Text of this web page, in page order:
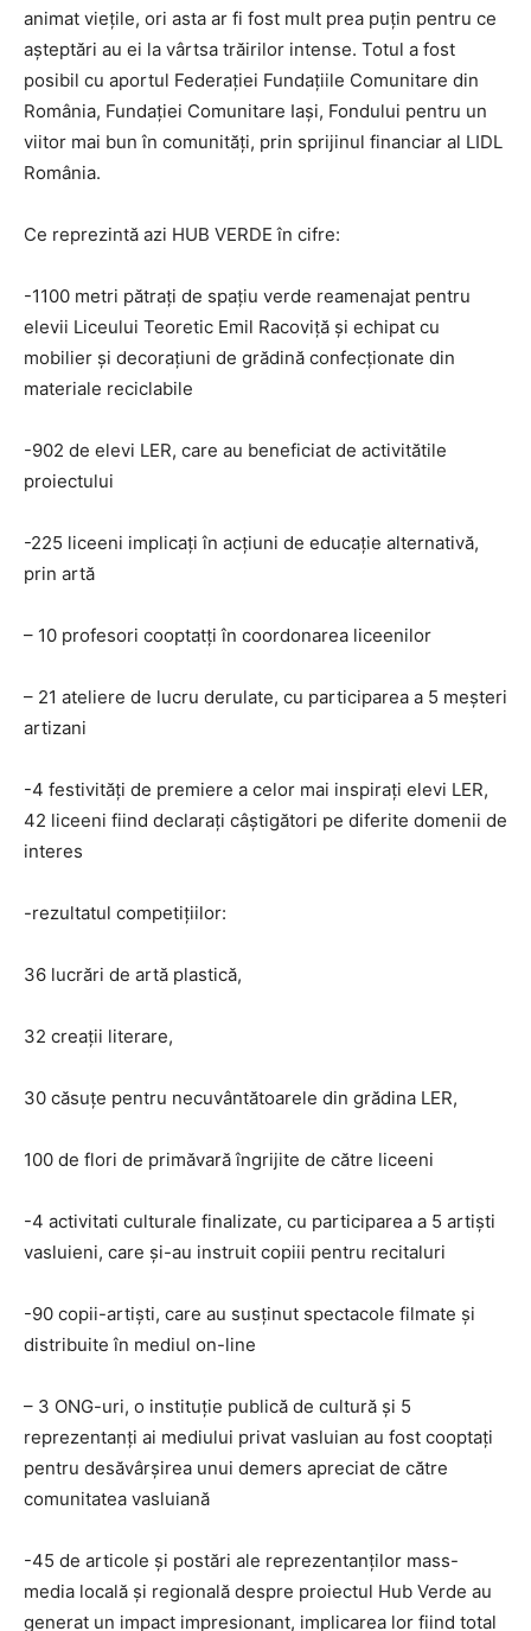
animat vieţile, ori asta ar fi fost mult prea puţin pentru ce
aşteptări au ei la vârtsa trăirilor intense. Totul a fost
posibil cu aportul Federaţiei Fundaţiile Comunitare din
România, Fundaţiei Comunitare Iaşi, Fondului pentru un
viitor mai bun în comunităţi, prin sprijinul financiar al LIDL
România.
Ce reprezintă azi HUB VERDE în cifre:
-1100 metri pătrați de spațiu verde reamenajat pentru
elevii Liceului Teoretic Emil Racoviţă şi echipat cu
mobilier și decorațiuni de grădină confecționate din
materiale reciclabile
-902 de elevi LER, care au beneficiat de activitătile
proiectului
-225 liceeni implicați în acţiuni de educație alternativă,
prin artă
– 10 profesori cooptatţi în coordonarea liceenilor
– 21 ateliere de lucru derulate, cu participarea a 5 meşteri
artizani
-4 festivităţi de premiere a celor mai inspiraţi elevi LER,
42 liceeni fiind declaraţi câştigători pe diferite domenii de
interes
-rezultatul competiţiilor:
36 lucrări de artă plastică,
32 creaţii literare,
30 căsuţe pentru necuvântătoarele din grădina LER,
100 de flori de primăvară îngrijite de către liceeni
-4 activitati culturale finalizate, cu participarea a 5 artişti
vasluieni, care şi-au instruit copiii pentru recitaluri
-90 copii-artişti, care au susţinut spectacole filmate şi
distribuite în mediul on-line
– 3 ONG-uri, o instituţie publică de cultură şi 5
reprezentanţi ai mediului privat vasluian au fost cooptaţi
pentru desăvârşirea unui demers apreciat de către
comunitatea vasluiană
-45 de articole şi postări ale reprezentanţilor mass-
media locală şi regională despre proiectul Hub Verde au
generat un impact impresionant, implicarea lor fiind total